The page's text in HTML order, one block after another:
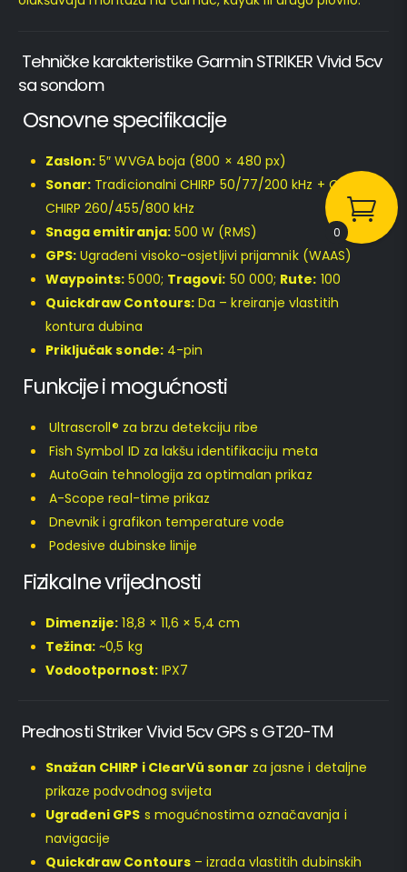
Tehničke karakteristike Garmin STRIKER Vivid 5cv
sa sondom
Osnovne specifikacije
Zaslon: 5″ WVGA boja (800 × 480 px)
Sonar: Tradicionalni CHIRP 50/77/200 kHz + ClearVü
CHIRP 260/455/800 kHz
Snaga emitiranja:500 W (RMS)
GPS:Ugrađeni visoko-osjetljivi prijamnik (WAAS)
Waypoints: 5000; Tragovi: 50 000; Rute: 100
Quickdraw Contours: Da – kreiranje vlastitih
kontura dubina
Priključak sonde:4-pin
Funkcije i mogućnosti
Ultrascroll® za brzu detekciju ribe
Fish Symbol ID za lakšu identifikaciju meta
AutoGain tehnologija za optimalan prikaz
A-Scope real-time prikaz
Dnevnik i grafikon temperature vode
Podesive dubinske linije
Fizikalne vrijednosti
Dimenzije: 18,8 × 11,6 × 5,4 cm
Težina: ~0,5 kg
Vodootpornost:IPX7
Prednosti Striker Vivid 5cv GPS s GT20-TM
Snažan CHIRP i ClearVü sonar za jasne i detaljne
prikaze podvodnog svijeta
Ugrađeni GPS s mogućnostima označavanja i
navigacije
Quickdraw Contours– izrada vlastitih dubinskih
0